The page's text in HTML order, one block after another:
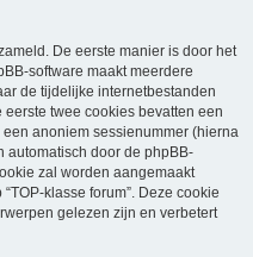
De eerste manier is door het
software maakt meerdere
de tijdelijke internetbestanden
twee cookies bevatten een
anoniem sessienummer (hierna
automatisch door de phpBB-
zal worden aangemaakt
klasse forum”. Deze cookie
gelezen zijn en verbetert